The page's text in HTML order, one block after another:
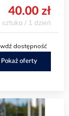
40.00 zł
sztuka / 1 dzień
dostępność
Pokaż oferty